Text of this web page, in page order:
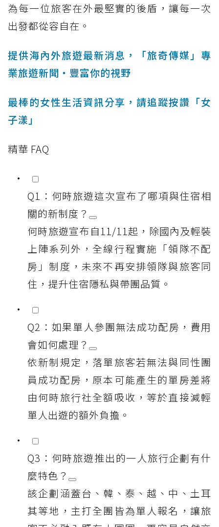
為每一位旅客在外最堅實的後盾，讓每一次
出發都從容自在。
提供海內外旅遊最新消息，「旅奇傳媒」專
業旅遊新聞‧豐富你的視野
最棒的女性生活資訊分享，請追蹤按讚「女
子漾」
精華 FAQ
Q1：何時旅遊這次宣布了哪項與住宿相
關的新制度？
何時旅遊宣布自11/11起，除國內及輕裝
上陣系列外，全線行程實施「領隊不配
房」制度，未來不再安排領隊與旅客同
住，提升住宿隱私與帶團品質。
Q2：如果單人參團無法成功配房，費用
會如何處理？
依新制規定，落單旅客若無法與同性團
員成功配房，原本可能產生的單房差將
由何時旅行社全額吸收，等於直接減輕
單人出遊的額外負擔。
Q3：何時旅遊推出的一人旅行企劃有什
麼特色？
該企劃涵蓋台、韓、泰、越、中、土耳
其等地，主打全團皆為單人報名，讓旅